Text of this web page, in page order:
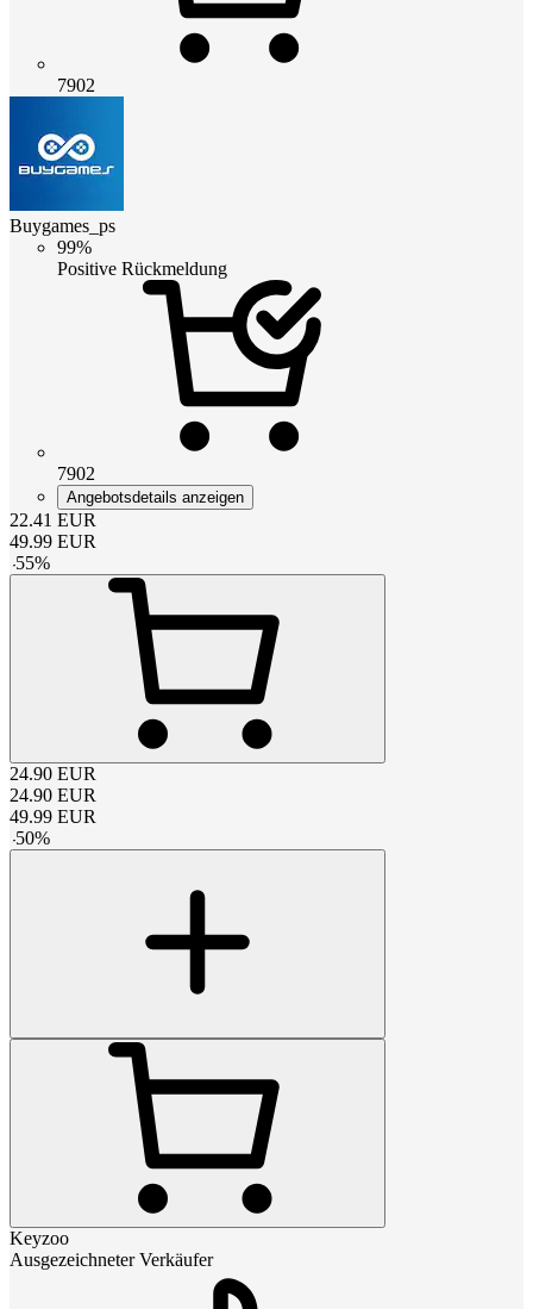
7902
Buygames_ps
99%
Positive Rückmeldung
7902
Angebotsdetails anzeigen
22.41 EUR
49.99 EUR
-55%
24.90 EUR
24.90 EUR
49.99 EUR
-50%
Keyzoo
Ausgezeichneter Verkäufer